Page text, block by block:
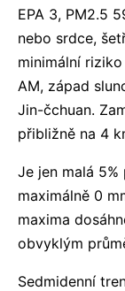
EPA 3, PM2.5
nebo srdce,
minimální
AM, západ
Jin-čchuan.
přibližně na 4
Je jen malá
maximálně 0
maxima
obvyklým
Sedmidenní